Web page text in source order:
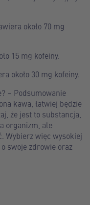
około 70 mg
15 mg kofeiny.
około 30 mg kofeiny.
– Podsumowanie
kawa, łatwiej będzie
że jest to substancja,
organizm, ale
Wybierz więc wysokiej
swoje zdrowie oraz